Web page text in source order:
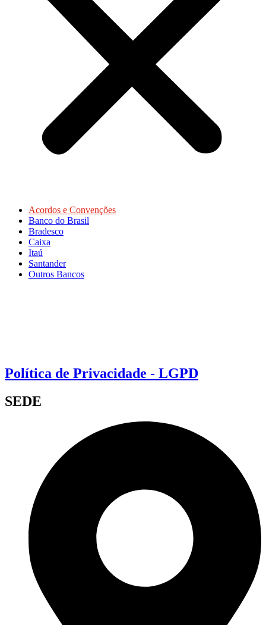
Acordos e Convenções
Banco do Brasil
Bradesco
Caixa
Itaú
Santander
Outros Bancos
Política de Privacidade - LGPD
SEDE